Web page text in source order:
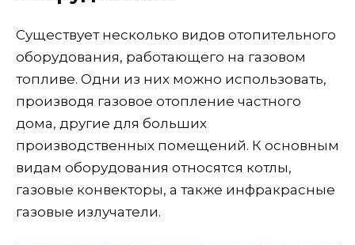
Существует несколько видов отопительного
оборудования, работающего на газовом
топливе. Одни из них можно использовать,
производя газовое отопление частного
дома, другие для больших
производственных помещений. К основным
видам оборудования относятся котлы,
газовые конвекторы, а также инфракрасные
газовые излучатели.